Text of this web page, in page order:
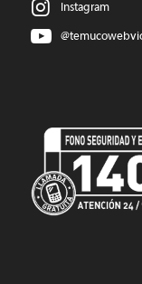
Instagram